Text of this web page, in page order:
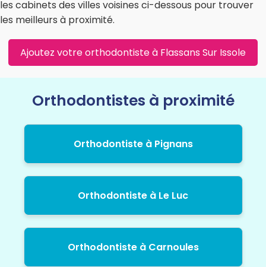
les cabinets des villes voisines ci-dessous pour trouver
les meilleurs à proximité.
Ajoutez votre orthodontiste à Flassans Sur Issole
Orthodontistes à proximité
Orthodontiste à Pignans
Orthodontiste à Le Luc
Orthodontiste à Carnoules